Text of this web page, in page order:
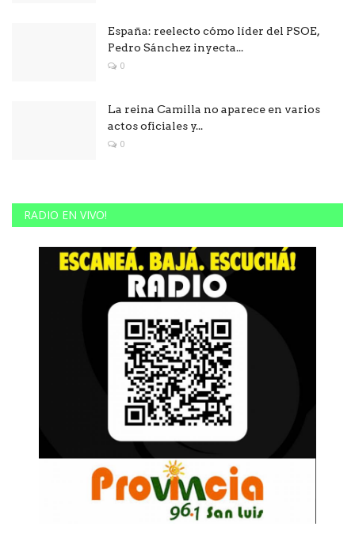
España: reelecto cómo líder del PSOE,
Pedro Sánchez inyecta...
0
La reina Camilla no aparece en varios
actos oficiales y...
0
RADIO EN VIVO!